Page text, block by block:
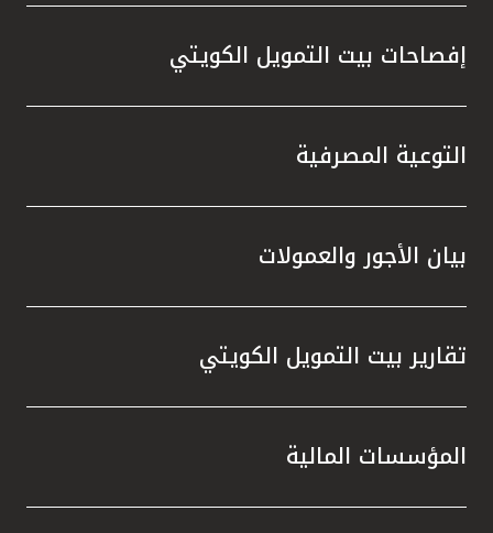
إفصاحات بيت التمويل الكويتي
التوعية المصرفية
بيان الأجور والعمولات
تقارير بيت التمويل الكويتي
المؤسسات المالية